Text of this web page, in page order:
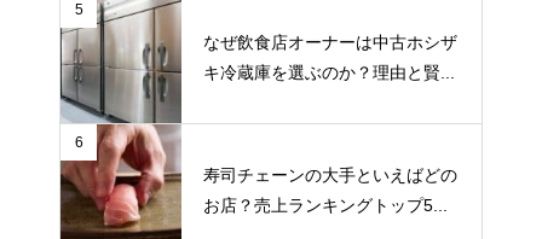
5
なぜ飲食店オーナーは中古ホシザ
キ冷蔵庫を選ぶのか？理由と賢...
6
寿司チェーンの大手といえばどの
お店？売上ランキングトップ5...